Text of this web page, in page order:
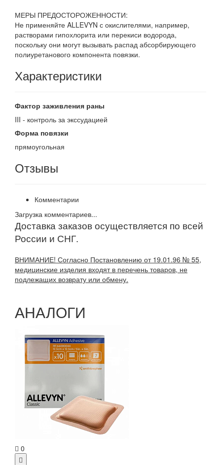
МЕРЫ ПРЕДОСТОРОЖЕННОСТИ:
Не применяйте ALLEVYN с окислителями, например,
растворами гипохлорита или перекиси водорода,
поскольку они могут вызывать распад абсорбирующего
полиуретанового компонента повязки.
Характеристики
Фактор заживления раны
III - контроль за экссудацией
Форма повязки
прямоугольная
Отзывы
Комментарии
Загрузка комментариев...
Доставка заказов осуществляется по всей
России и СНГ.
ВНИМАНИЕ! Согласно Постановлению от 19.01.96 № 55,
медицинские изделия входят в перечень товаров, не
подлежащих возврату или обмену.
АНАЛОГИ
0